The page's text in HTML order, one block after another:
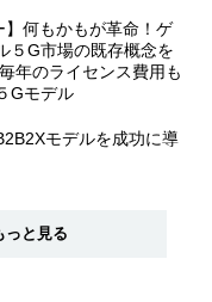
】何もかもが革命！ゲ
５G市場の既存概念を
年のライセンス費用も
Gモデル
モデルを成功に導
っと見る